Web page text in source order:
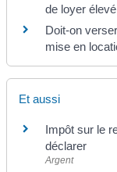
de loyer
Doit-on
mise en
Et aussi
Impôt sur le
déclarer
Argent